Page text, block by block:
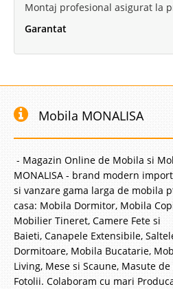
Montaj profesional asigurat la
Garantat
Mobila MONALISA
- Magazin Online de Mobila si
MONALISA - brand modern import
si vanzare gama larga de mobila
casa: Mobila Dormitor, Mobila
Mobilier Tineret, Camere Fete si
Baieti, Canapele Extensibile,
Dormitoare, Mobila Bucatarie,
Living, Mese si Scaune, Masute de
Fotolii. Colaboram cu mari